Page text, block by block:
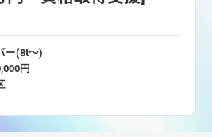
ー(8t～)
円